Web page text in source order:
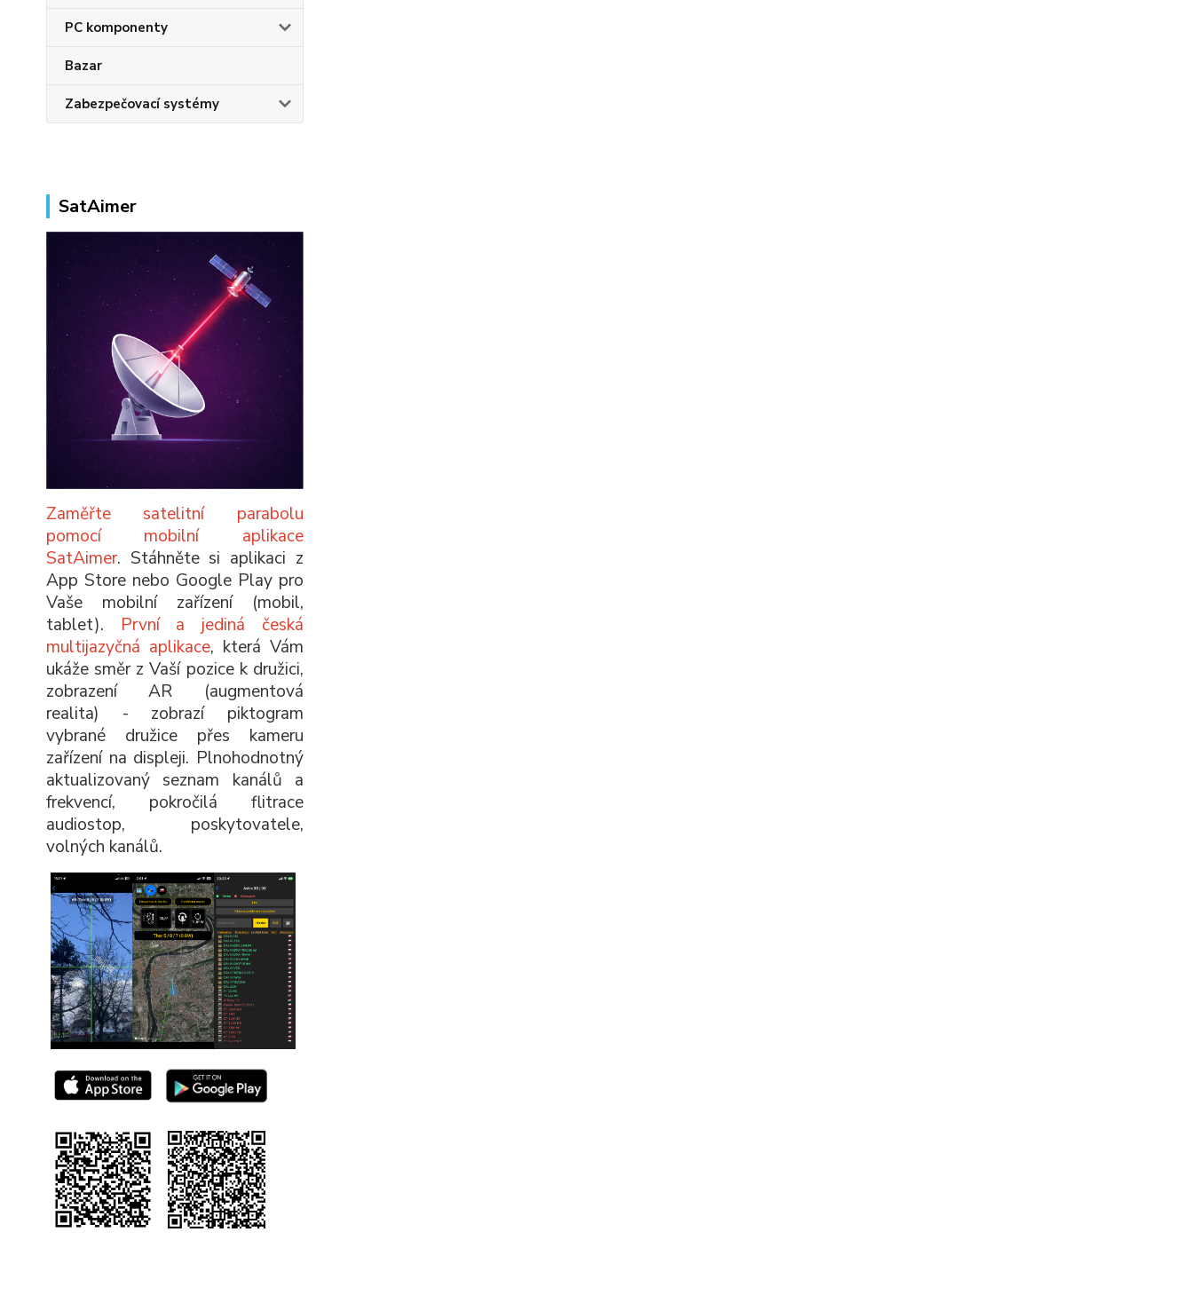
PC komponenty
Bazar
Zabezpečovací systémy
SatAimer
Zaměřte satelitní parabolu
pomocí mobilní aplikace
SatAimer. Stáhněte si aplikaci z
App Store nebo Google Play pro
Vaše mobilní zařízení (mobil,
tablet). První a jediná česká
multijazyčná aplikace, která Vám
ukáže směr z Vaší pozice k družici,
zobrazení AR (augmentová
realita) - zobrazí piktogram
vybrané družice přes kameru
zařízení na displeji. Plnohodnotný
aktualizovaný seznam kanálů a
frekvencí, pokročilá flitrace
audiostop, poskytovatele,
volných kanálů.